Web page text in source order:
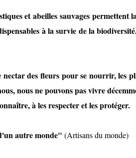
et abeilles sauvages
à la survie de la
nectar des fleurs pour se nourrir, les
nous ne pouvons pas vivre
à les respecter et les protéger.
autre monde" (Artisans du monde)